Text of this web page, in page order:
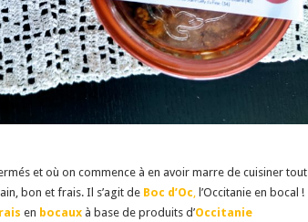
et où on commence à en avoir marre de cuisiner tout
bon et frais. Il s’agit de Boc d’Oc, l’Occitanie en bocal !
en bocaux à base de produits d’Occitanie